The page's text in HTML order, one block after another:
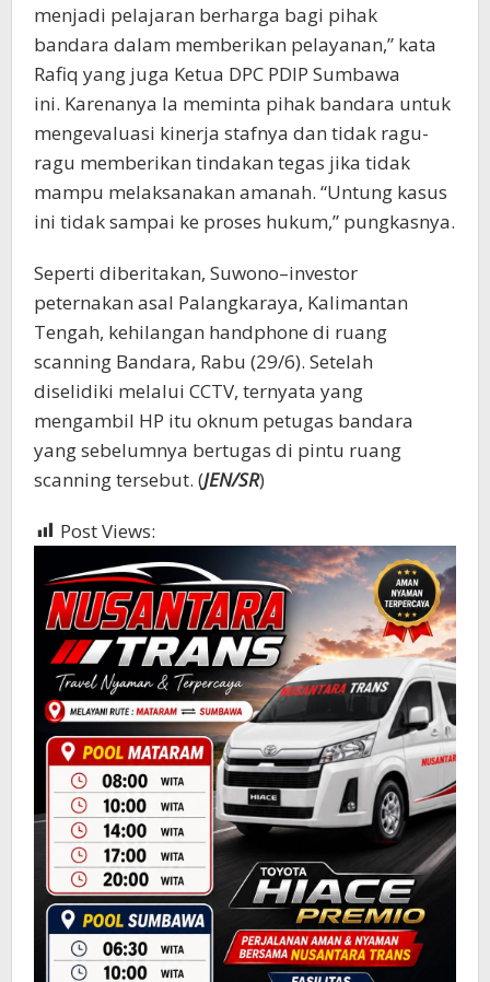
menjadi pelajaran berharga bagi pihak
bandara dalam memberikan pelayanan,” kata
Rafiq yang juga Ketua DPC PDIP Sumbawa
ini. Karenanya Ia meminta pihak bandara untuk
mengevaluasi kinerja stafnya dan tidak ragu-
ragu memberikan tindakan tegas jika tidak
mampu melaksanakan amanah. “Untung kasus
ini tidak sampai ke proses hukum,” pungkasnya.
Seperti diberitakan, Suwono–investor
peternakan asal Palangkaraya, Kalimantan
Tengah, kehilangan handphone di ruang
scanning Bandara, Rabu (29/6). Setelah
diselidiki melalui CCTV, ternyata yang
mengambil HP itu oknum petugas bandara
yang sebelumnya bertugas di pintu ruang
scanning tersebut. (JEN/SR)
Post Views: